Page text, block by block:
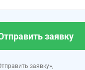
заявку
заявку»,